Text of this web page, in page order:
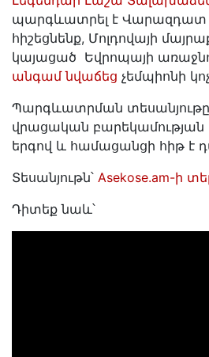
պարգևատրել է Վարազդատ
հիշեցնենք, Մոլդովայի
կայացած Եվրոպայի
անգամ նվաճեց չեմպիոնի
Պարգևատրման տեսանյութը
վրացական
երգով և համացանցի հիթ է
Տեսանյութն՝ Asekose.am-ի
Դիտեք նաև՝